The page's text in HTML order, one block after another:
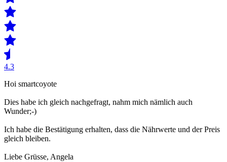
4.3
Hoi smartcoyote
Dies habe ich gleich nachgefragt, nahm mich nämlich auch
Wunder;-)
Ich habe die Bestätigung erhalten, dass die Nährwerte und der Preis
gleich bleiben.
Liebe Grüsse, Angela